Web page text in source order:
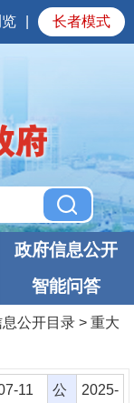
长者模式
政府信息公开
智能问答
公开目录 > 重大
11
公
2025-